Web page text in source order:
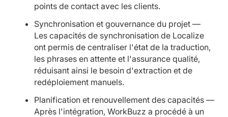
points de contact avec les clients.
Synchronisation et gouvernance du projet —
Les capacités de synchronisation de Localize
ont permis de centraliser l'état de la traduction,
les phrases en attente et l'assurance qualité,
réduisant ainsi le besoin d'extraction et de
redéploiement manuels.
Planification et renouvellement des capacités —
Après l'intégration, WorkBuzz a procédé à un